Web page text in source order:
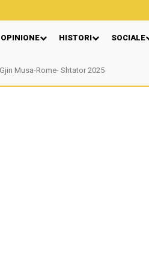
OPINIONE HISTORI SOCIALE
Musa-Rome- Shtator 2025
Dedaj